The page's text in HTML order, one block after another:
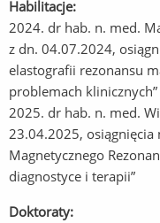
Habilitacje:
2024. dr hab. n. med.
z dn. 04.07.2024,
elastografii rezonansu
problemach klinicznych”
2025. dr hab. n. med.
23.04.2025, osiągnięcia
Magnetycznego
diagnostyce i terapii”
Doktoraty: